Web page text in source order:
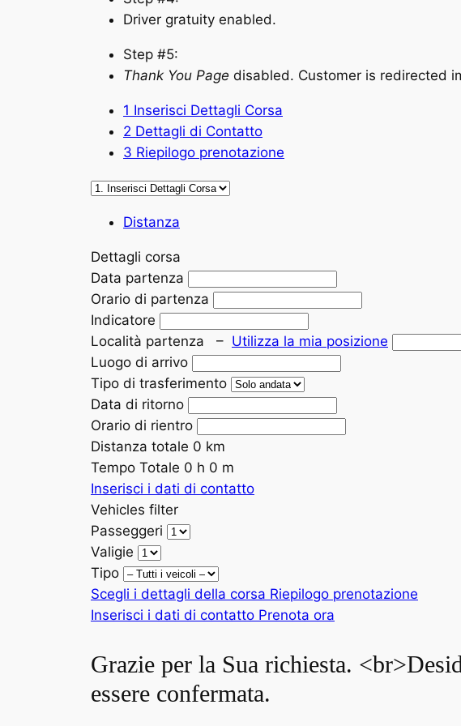
Driver gratuity enabled.
Step #5:
Thank You Page disabled. Customer is redirected
1 Inserisci Dettagli Corsa
2 Dettagli di Contatto
3 Riepilogo prenotazione
Distanza
Dettagli corsa
Data partenza
Orario di partenza
Indicatore
Località partenza
– Utilizza la mia posizione
Luogo di arrivo
Tipo di trasferimento
Data di ritorno
Orario di rientro
Distanza totale 0 km
Tempo Totale 0 h 0 m
Inserisci i dati di contatto
Vehicles filter
Passeggeri
Valigie
Tipo
Scegli i dettagli della corsa Riepilogo prenotazione
Inserisci i dati di contatto Prenota ora
Grazie per la Sua richiesta.
essere confermata.